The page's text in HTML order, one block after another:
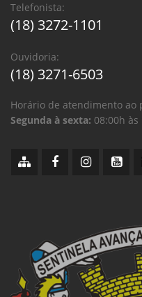
Telefonista:
(18) 3272-1101
Ouvidoria:
(18) 3271-6503
Horário de atendimento ao
Segunda à sexta: 08:00h às